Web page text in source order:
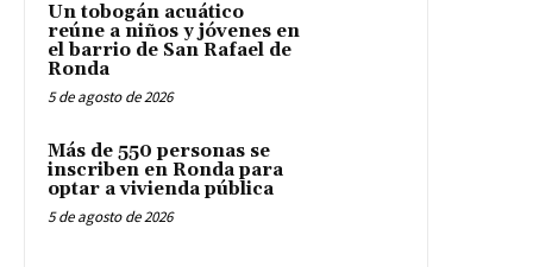
Un tobogán acuático
reúne a niños y jóvenes en
el barrio de San Rafael de
Ronda
5 de agosto de 2026
Más de 550 personas se
inscriben en Ronda para
optar a vivienda pública
5 de agosto de 2026